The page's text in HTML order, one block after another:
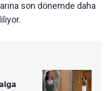
son dönemde daha